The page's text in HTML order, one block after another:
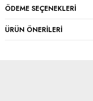
ÖDEME SEÇENEKLERI
ÜRÜN ÖNERILERI